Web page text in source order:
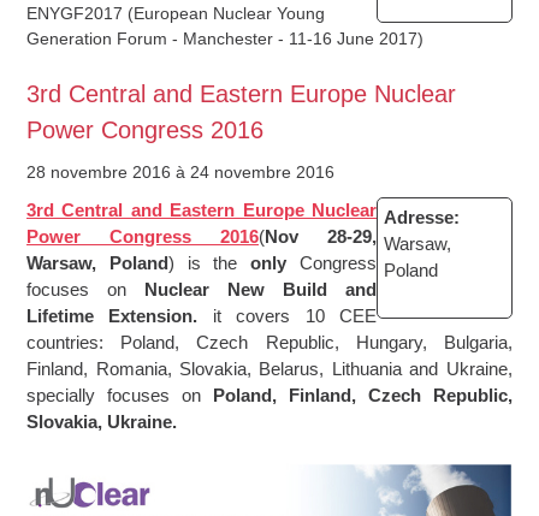
ENYGF2017 (European Nuclear Young
Generation Forum - Manchester - 11-16 June 2017)
3rd Central and Eastern Europe Nuclear
Power Congress 2016
28 novembre 2016 à 24 novembre 2016
Adresse:
Warsaw,
Poland
3rd Central and Eastern Europe Nuclear
Power Congress 2016(Nov 28-29,
Warsaw, Poland) is theonly Congress
focuses on Nuclear New Build and
Lifetime Extension. it covers 10 CEE
countries: Poland, Czech Republic, Hungary, Bulgaria,
Finland, Romania, Slovakia, Belarus, Lithuania and Ukraine,
specially focuses on Poland, Finland, Czech Republic,
Slovakia, Ukraine.